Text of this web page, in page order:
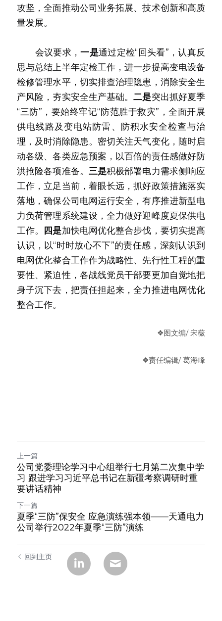
攻坚，全面推动公司业务拓展、技术创新和高质
量发展。
会议要求，一是通过定检“回头看”，认真反
思与总结上半年定检工作，进一步提高变电设备
检修管理水平，切实排查治理隐患，消除安全生
产风险，夯实安全生产基础。二是突出抓好夏季
“三防”，要始终牢记“防范胜于救灾”，全面开展
供电线路及变电站防雷、防积水安全检查与治
理，及时消除隐患。密切关注天气变化，随时启
动各级、各类应急预案，以百倍的责任感做好防
洪抢险各项准备。 三是积极部署电力需求侧响应
工作，立足当前，着眼长远，抓好政策措施落实
落地，确保公司电网运行安全，有序推进新型电
力负荷管理系统建设，全力做好迎峰度夏保供电
工作。
四是加快电网优化整合步伐，要切实提高
认识，以“时时放心不下”的责任感，深刻认识到
电网优化整合工作作为战略性、先行性工程的重
要性、紧迫性，各战线党员干部要更加自觉地把
身子沉下去，把责任担起来，全力推进电网优化
整合工作。
❖图文编/ 宋薇
❖责任编辑/ 葛海峰
上一篇
公司党委理论学习中心组举行七月第二次集中学
习 跟进学习习近平总书记在新疆考察调研时重
要讲话精神
下一篇
夏季“三防”保安全 应急演练强本领——天通电力
公司举行2022年夏季“三防”演练
回到主页